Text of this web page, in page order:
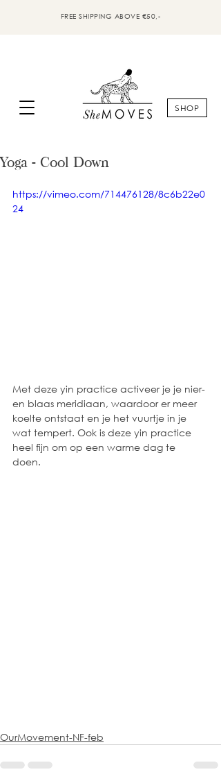
FREE SHIPPING ABOVE €50,-
SHOP
Yoga - Cool Down
https://vimeo.com/714476128/8c6b22e0
24
Met deze yin practice activeer je je nier-
en blaas meridiaan, waardoor er meer
koelte ontstaat en je het vuurtje in je
wat tempert. Ook is deze yin practice
heel fijn om op een warme dag te
doen.
OurMovement-NF-feb